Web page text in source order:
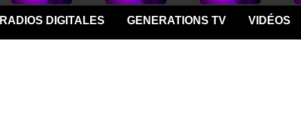
RADIOS DIGITALES GENERATIONS TV VIDÉOS